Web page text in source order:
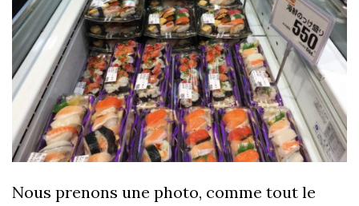
Nous prenons une photo, comme tout le